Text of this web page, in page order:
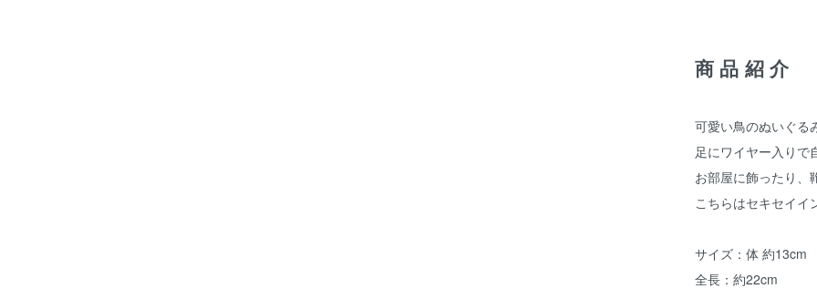
商品紹介
可愛い鳥のぬいぐる
足にワイヤー入りで
お部屋に飾ったり、
こちらはセキセイイ
サイズ：体 約13cm
全長：約22cm